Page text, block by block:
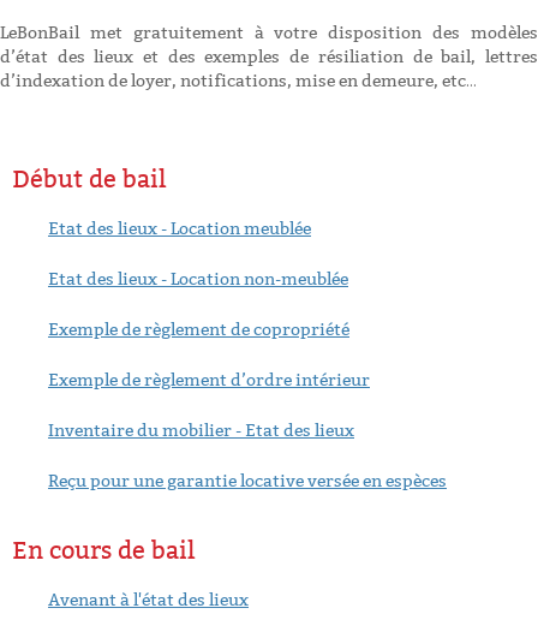
LeBonBail met gratuitement à votre disposition des modèles
d’état des lieux et des exemples de résiliation de bail, lettres
d’indexation de loyer, notifications, mise en demeure, etc…
Début de bail
Etat des lieux - Location meublée
Etat des lieux - Location non-meublée
Exemple de règlement de copropriété
Exemple de règlement d’ordre intérieur
Inventaire du mobilier - Etat des lieux
Reçu pour une garantie locative versée en espèces
En cours de bail
Avenant à l'état des lieux